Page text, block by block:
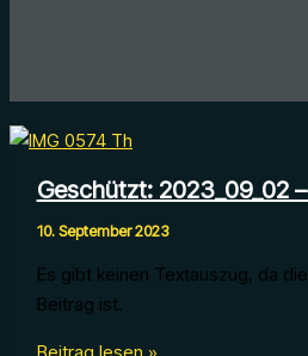
Geschützt: 2023_09_02
10. September 2023
Es gibt keinen Textauszug, da
Beitrag ist.
Geschützt:
Beitrag lesen »